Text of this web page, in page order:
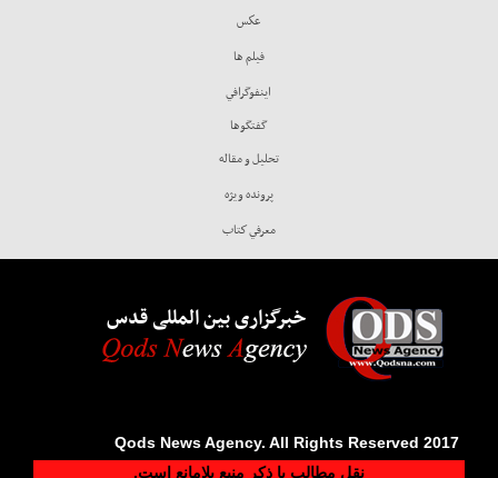
عكس
فيلم ها
اينفوگرافي
گفتگوها
تحليل و مقاله
پرونده ويژه
معرفي كتاب
خبرگزاری بین المللی قدس
2017 Qods News Agency. All Rights Reserved
نقل مطالب با ذکر منبع بلامانع است.